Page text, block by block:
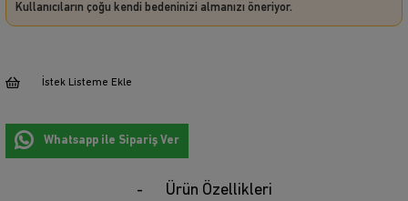
Kullanıcıların çoğu kendi bedeninizi almanızı öneriyor.
İstek Listeme Ekle
Whatsapp ile Sipariş Ver
Ürün Özellikleri